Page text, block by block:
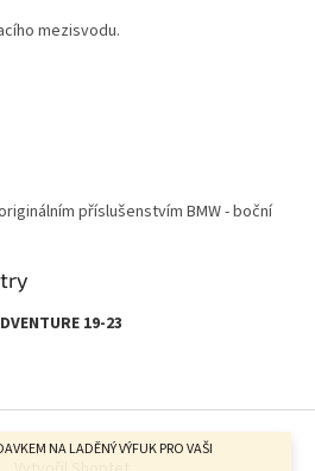
NA LADĚNÝ VÝFUK PRO VAŠI
mezisvodu.
příslušenstvím BMW - boční
19-23